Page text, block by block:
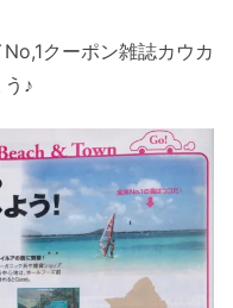
クーポン雑誌カウカ
♪